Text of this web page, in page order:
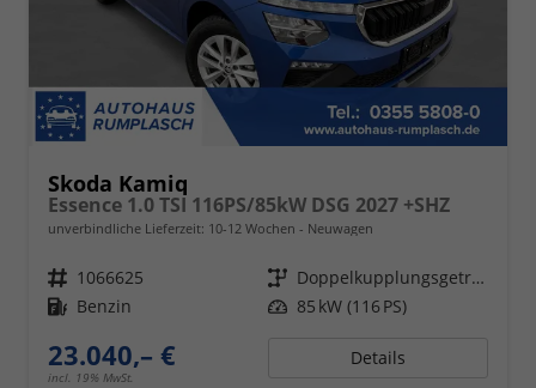
Skoda Kamiq
Essence 1.0 TSI 116PS/85kW DSG 2027 +SHZ
unverbindliche Lieferzeit: 10-12 Wochen Neuwagen
Fahrzeugnr. 1066625 Getriebe
Doppelkupplungsgetriebe (DSG)
Kraftstoff Benzin Leistung 85 kW (116 PS)
23.040,– €
incl. 19% MwSt.
Details